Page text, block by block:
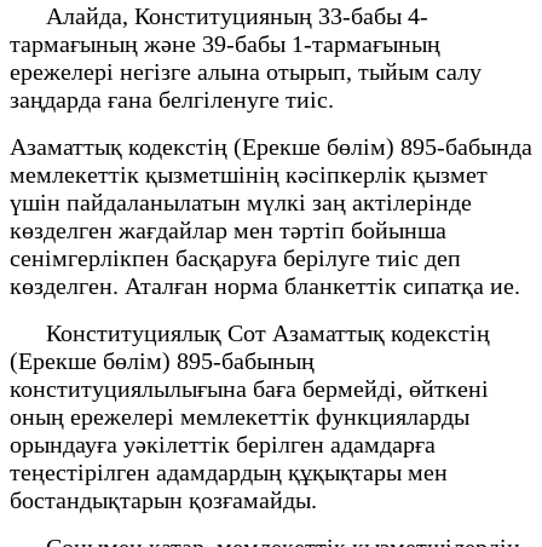
Алайда, Конституцияның 33-бабы 4-
тармағының және 39-бабы 1-тармағының
ережелері негізге алына отырып, тыйым салу
заңдарда ғана белгіленуге тиіс.
Азаматтық кодекстің (Ерекше бөлім) 895-бабында
мемлекеттiк қызметшiнiң кәсiпкерлiк қызмет
үшiн пайдаланылатын мүлкi заң актiлерiнде
көзделген жағдайлар мен тәртiп бойынша
сенiмгерлiкпен басқаруға берiлуге тиiс деп
көзделген. Аталған норма бланкеттік сипатқа ие.
Конституциялық Сот Азаматтық кодекстің
(Ерекше бөлім) 895-бабының
конституциялылығына баға бермейді, өйткені
оның ережелері мемлекеттік функцияларды
орындауға уәкілеттік берілген адамдарға
теңестірілген адамдардың құқықтары мен
бостандықтарын қозғамайды.